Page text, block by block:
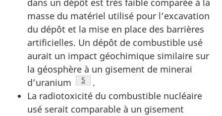
dans un dépôt est très faible comparée à la
masse du matériel utilisé pour l’excavation
du dépôt et la mise en place des barrières
artificielles. Un dépôt de combustible usé
aurait un impact géochimique similaire sur
la géosphère à un gisement de minerai
d’uranium
Footnote
5
.
La radiotoxicité du combustible nucléaire
usé serait comparable à un gisement